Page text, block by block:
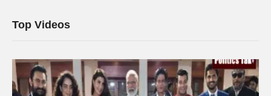
Top Videos